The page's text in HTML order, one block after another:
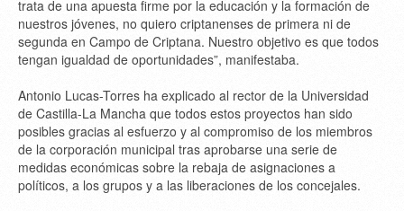
trata de una apuesta firme por la educación y la formación de
nuestros jóvenes, no quiero criptanenses de primera ni de
segunda en Campo de Criptana. Nuestro objetivo es que todos
tengan igualdad de oportunidades”, manifestaba.
Antonio Lucas-Torres ha explicado al rector de la Universidad
de Castilla-La Mancha que todos estos proyectos han sido
posibles gracias al esfuerzo y al compromiso de los miembros
de la corporación municipal tras aprobarse una serie de
medidas económicas sobre la rebaja de asignaciones a
políticos, a los grupos y a las liberaciones de los concejales.